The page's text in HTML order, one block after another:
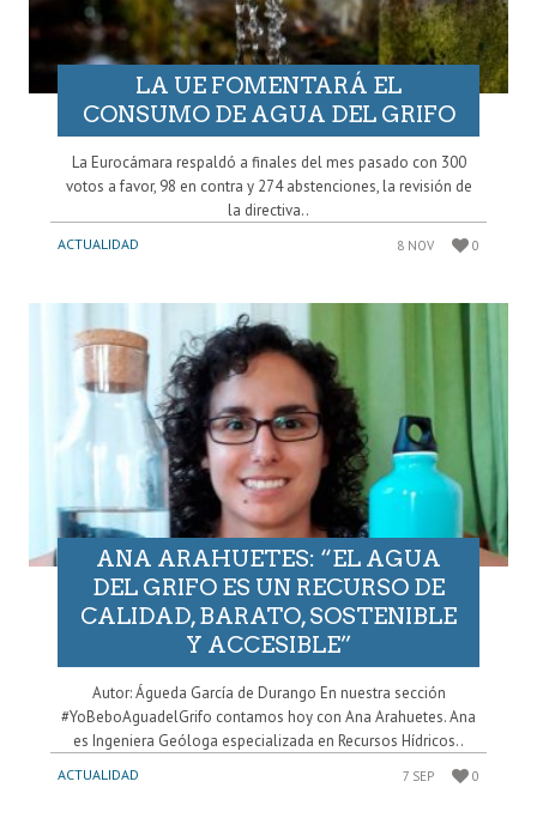
LA UE FOMENTARÁ EL
CONSUMO DE AGUA DEL GRIFO
La Eurocámara respaldó a finales del mes pasado con 300
votos a favor, 98 en contra y 274 abstenciones, la revisión de
la directiva..
ACTUALIDAD 8 NOV 0
ANA ARAHUETES: “EL AGUA
DEL GRIFO ES UN RECURSO DE
CALIDAD, BARATO, SOSTENIBLE
Y ACCESIBLE”
Autor: Águeda García de Durango En nuestra sección
#YoBeboAguadelGrifo contamos hoy con Ana Arahuetes. Ana
es Ingeniera Geóloga especializada en Recursos Hídricos..
ACTUALIDAD 7 SEP 0